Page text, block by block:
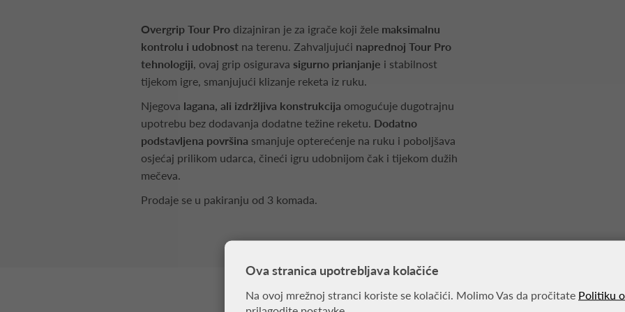
Overgrip Tour Pro dizajniran je za igrače koji žele maksimalnu
kontrolu i udobnost na terenu. Zahvaljujući naprednoj Tour Pro
tehnologiji, ovaj grip osigurava sigurno prianjanje i stabilnost
tijekom igre, smanjujući klizanje reketa iz ruku.
Njegova lagana, ali izdržljiva konstrukcija omogućuje dugotrajnu
upotrebu bez dodavanja dodatne težine reketu. Dodatno
podstavljena površina smanjuje opterećenje na ruku i poboljšava
osjećaj prilikom udarca, čineći igru udobnijom čak i tijekom dužih
mečeva.
Prodaje se u pakiranju od 3 komada.
Ova stranica upotrebljava kolačiće
Na ovoj mrežnoj stranci koriste se kolačići. Molimo Vas da pročitate Politiku